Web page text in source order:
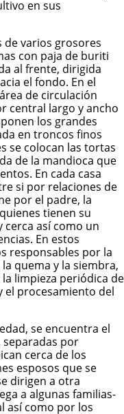
en sus
de varios grosores
con paja de buriti
al frente, dirigida
el fondo. En el
de circulación
central largo y ancho
los grandes
en troncos finos
se colocan las tortas
de la mandioca que
En cada casa
si por relaciones de
por el padre, la
tienen su
así como un
En estos
responsables por la
quema y la siembra,
limpieza periódica de
el procesamiento del
se encuentra el
separadas por
cerca de los
esposos que se
dirigen a otra
a algunas familias-
así como por los